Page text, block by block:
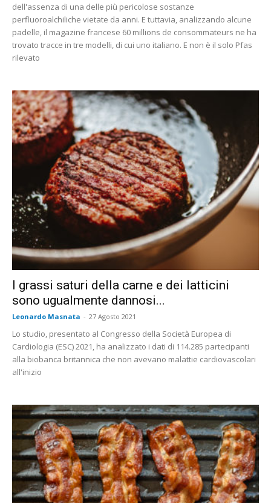
dell'assenza di una delle più pericolose sostanze
perfluoroalchiliche vietate da anni. E tuttavia, analizzando alcune
padelle, il magazine francese 60 millions de consommateurs ne ha
trovato tracce in tre modelli, di cui uno italiano. E non è il solo Pfas
rilevato
I grassi saturi della carne e dei latticini
sono ugualmente dannosi...
Leonardo Masnata - 27 Agosto 2021
Lo studio, presentato al Congresso della Società Europea di
Cardiologia (ESC) 2021, ha analizzato i dati di 114.285 partecipanti
alla biobanca britannica che non avevano malattie cardiovascolari
all'inizio